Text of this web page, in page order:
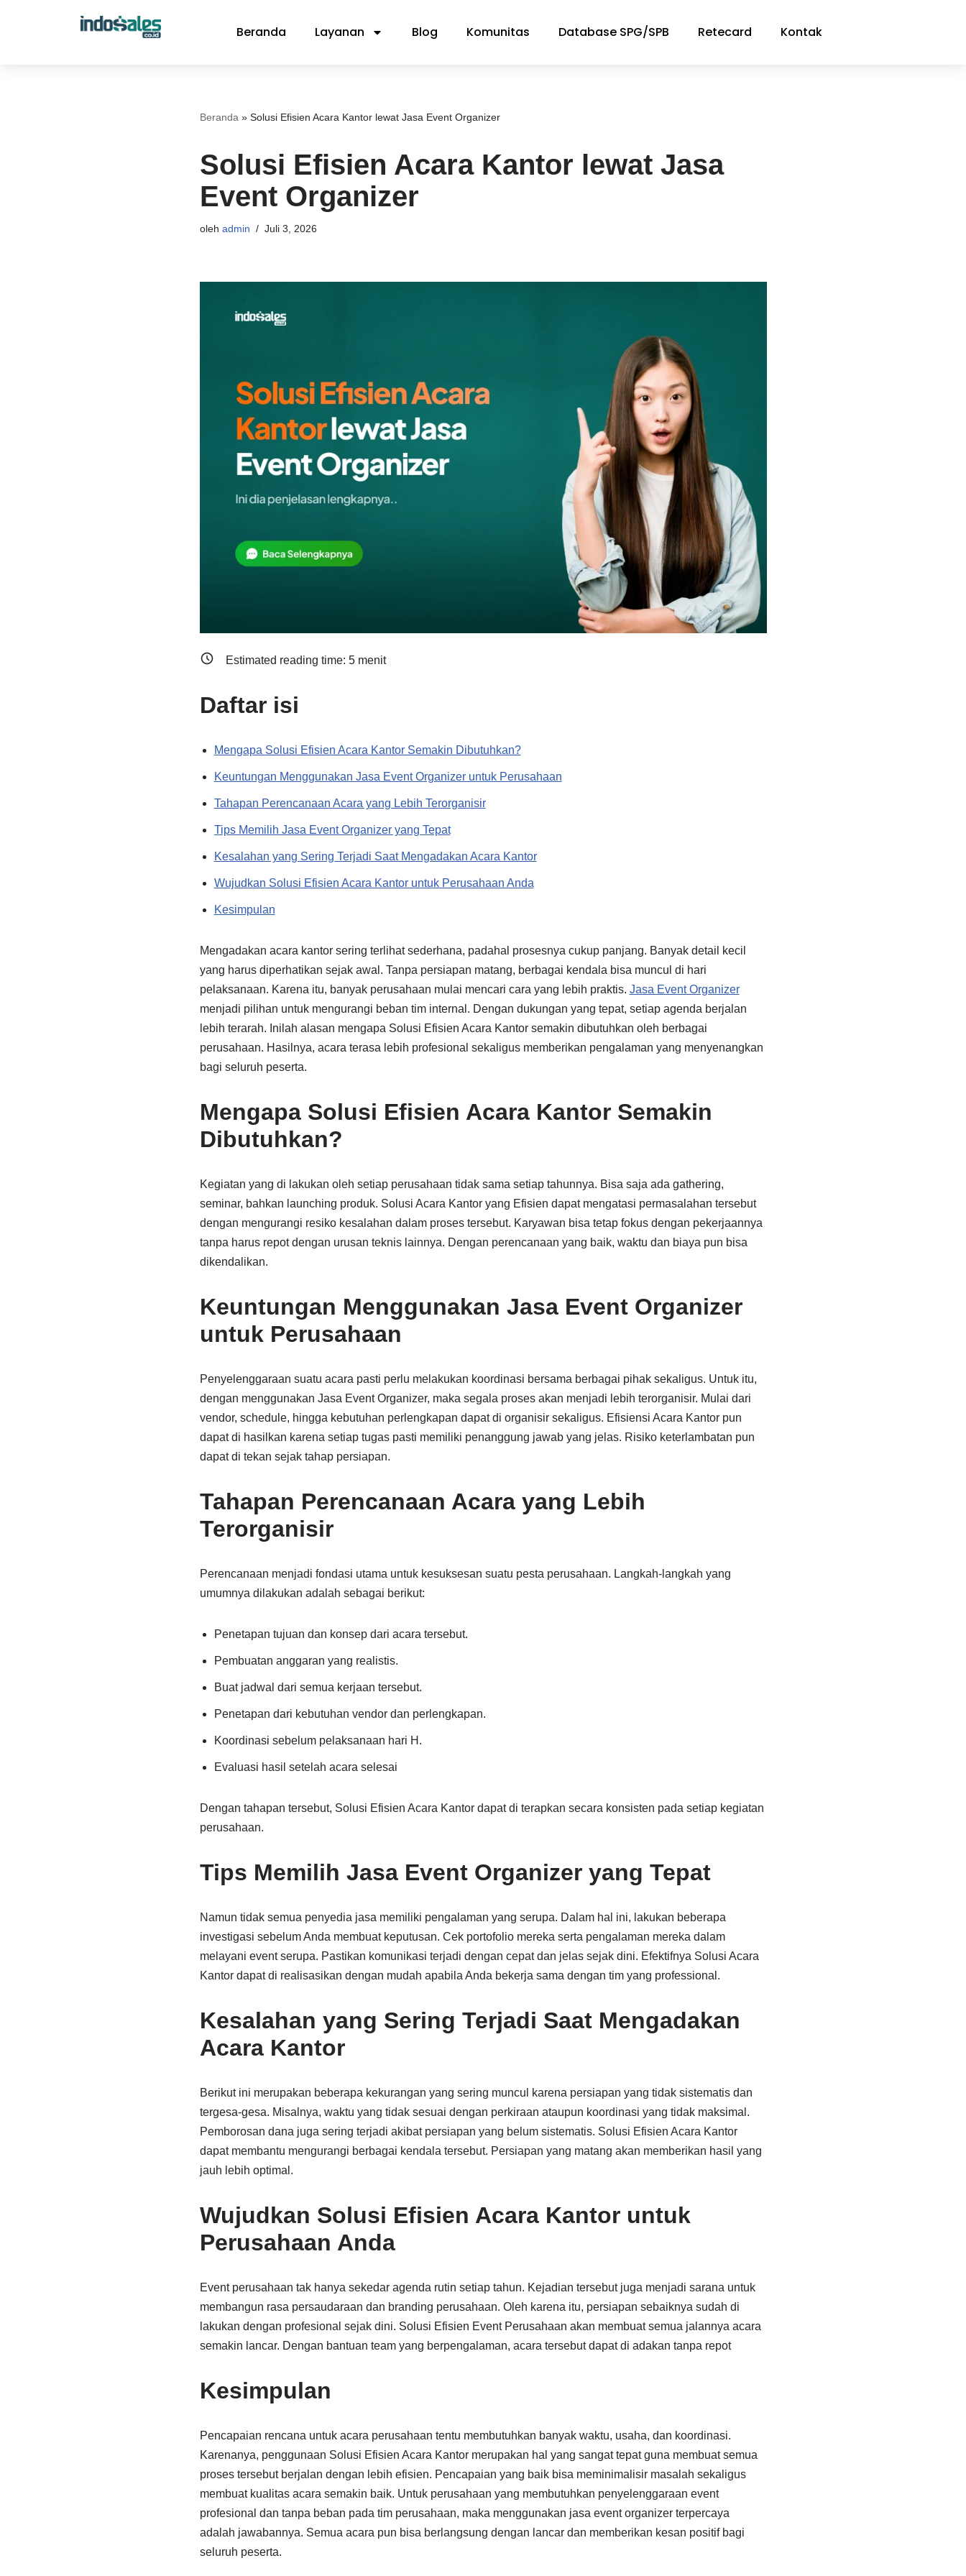
Beranda Layanan Blog Komunitas Database SPG/SPB Retecard Kontak
Beranda » Solusi Efisien Acara Kantor lewat Jasa Event Organizer
Solusi Efisien Acara Kantor lewat Jasa
Event Organizer
oleh admin Juli 3, 2026
Estimated reading time: 5menit
Daftar isi
Mengapa Solusi Efisien Acara Kantor Semakin Dibutuhkan?
Keuntungan Menggunakan Jasa Event Organizer untuk Perusahaan
Tahapan Perencanaan Acara yang Lebih Terorganisir
Tips Memilih Jasa Event Organizer yang Tepat
Kesalahan yang Sering Terjadi Saat Mengadakan Acara Kantor
Wujudkan Solusi Efisien Acara Kantor untuk Perusahaan Anda
Kesimpulan
Mengadakan acara kantor sering terlihat sederhana, padahal prosesnya cukup panjang. Banyak detail kecil
yang harus diperhatikan sejak awal. Tanpa persiapan matang, berbagai kendala bisa muncul di hari
pelaksanaan. Karena itu, banyak perusahaan mulai mencari cara yang lebih praktis. Jasa Event Organizer
menjadi pilihan untuk mengurangi beban tim internal. Dengan dukungan yang tepat, setiap agenda berjalan
lebih terarah. Inilah alasan mengapa Solusi Efisien Acara Kantor semakin dibutuhkan oleh berbagai
perusahaan. Hasilnya, acara terasa lebih profesional sekaligus memberikan pengalaman yang menyenangkan
bagi seluruh peserta.
Mengapa Solusi Efisien Acara Kantor Semakin
Dibutuhkan?
Kegiatan yang di lakukan oleh setiap perusahaan tidak sama setiap tahunnya. Bisa saja ada gathering,
seminar, bahkan launching produk. Solusi Acara Kantor yang Efisien dapat mengatasi permasalahan tersebut
dengan mengurangi resiko kesalahan dalam proses tersebut. Karyawan bisa tetap fokus dengan pekerjaannya
tanpa harus repot dengan urusan teknis lainnya. Dengan perencanaan yang baik, waktu dan biaya pun bisa
dikendalikan.
Keuntungan Menggunakan Jasa Event Organizer
untuk Perusahaan
Penyelenggaraan suatu acara pasti perlu melakukan koordinasi bersama berbagai pihak sekaligus. Untuk itu,
dengan menggunakan Jasa Event Organizer, maka segala proses akan menjadi lebih terorganisir. Mulai dari
vendor, schedule, hingga kebutuhan perlengkapan dapat di organisir sekaligus. Efisiensi Acara Kantor pun
dapat di hasilkan karena setiap tugas pasti memiliki penanggung jawab yang jelas. Risiko keterlambatan pun
dapat di tekan sejak tahap persiapan.
Tahapan Perencanaan Acara yang Lebih
Terorganisir
Perencanaan menjadi fondasi utama untuk kesuksesan suatu pesta perusahaan. Langkah-langkah yang
umumnya dilakukan adalah sebagai berikut:
Penetapan tujuan dan konsep dari acara tersebut.
Pembuatan anggaran yang realistis.
Buat jadwal dari semua kerjaan tersebut.
Penetapan dari kebutuhan vendor dan perlengkapan.
Koordinasi sebelum pelaksanaan hari H.
Evaluasi hasil setelah acara selesai
Dengan tahapan tersebut, Solusi Efisien Acara Kantor dapat di terapkan secara konsisten pada setiap kegiatan
perusahaan.
Tips Memilih Jasa Event Organizer yang Tepat
Namun tidak semua penyedia jasa memiliki pengalaman yang serupa. Dalam hal ini, lakukan beberapa
investigasi sebelum Anda membuat keputusan. Cek portofolio mereka serta pengalaman mereka dalam
melayani event serupa. Pastikan komunikasi terjadi dengan cepat dan jelas sejak dini. Efektifnya Solusi Acara
Kantor dapat di realisasikan dengan mudah apabila Anda bekerja sama dengan tim yang professional.
Kesalahan yang Sering Terjadi Saat Mengadakan
Acara Kantor
Berikut ini merupakan beberapa kekurangan yang sering muncul karena persiapan yang tidak sistematis dan
tergesa-gesa. Misalnya, waktu yang tidak sesuai dengan perkiraan ataupun koordinasi yang tidak maksimal.
Pemborosan dana juga sering terjadi akibat persiapan yang belum sistematis. Solusi Efisien Acara Kantor
dapat membantu mengurangi berbagai kendala tersebut. Persiapan yang matang akan memberikan hasil yang
jauh lebih optimal.
Wujudkan Solusi Efisien Acara Kantor untuk
Perusahaan Anda
Event perusahaan tak hanya sekedar agenda rutin setiap tahun. Kejadian tersebut juga menjadi sarana untuk
membangun rasa persaudaraan dan branding perusahaan. Oleh karena itu, persiapan sebaiknya sudah di
lakukan dengan profesional sejak dini. Solusi Efisien Event Perusahaan akan membuat semua jalannya acara
semakin lancar. Dengan bantuan team yang berpengalaman, acara tersebut dapat di adakan tanpa repot
Kesimpulan
Pencapaian rencana untuk acara perusahaan tentu membutuhkan banyak waktu, usaha, dan koordinasi.
Karenanya, penggunaan Solusi Efisien Acara Kantor merupakan hal yang sangat tepat guna membuat semua
proses tersebut berjalan dengan lebih efisien. Pencapaian yang baik bisa meminimalisir masalah sekaligus
membuat kualitas acara semakin baik. Untuk perusahaan yang membutuhkan penyelenggaraan event
profesional dan tanpa beban pada tim perusahaan, maka menggunakan jasa event organizer terpercaya
adalah jawabannya. Semua acara pun bisa berlangsung dengan lancar dan memberikan kesan positif bagi
seluruh peserta.